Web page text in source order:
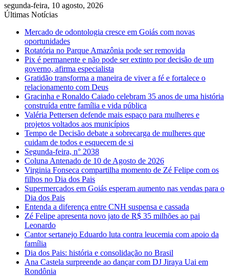
segunda-feira, 10 agosto, 2026
Últimas Notícias
Mercado de odontologia cresce em Goiás com novas
oportunidades
Rotatória no Parque Amazônia pode ser removida
Pix é permanente e não pode ser extinto por decisão de um
governo, afirma especialista
Gratidão transforma a maneira de viver a fé e fortalece o
relacionamento com Deus
Gracinha e Ronaldo Caiado celebram 35 anos de uma história
construída entre família e vida pública
Valéria Pettersen defende mais espaço para mulheres e
projetos voltados aos municípios
Tempo de Decisão debate a sobrecarga de mulheres que
cuidam de todos e esquecem de si
Segunda-feira, n° 2038
Coluna Antenado de 10 de Agosto de 2026
Virginia Fonseca compartilha momento de Zé Felipe com os
filhos no Dia dos Pais
Supermercados em Goiás esperam aumento nas vendas para o
Dia dos Pais
Entenda a diferença entre CNH suspensa e cassada
Zé Felipe apresenta novo jato de R$ 35 milhões ao pai
Leonardo
Cantor sertanejo Eduardo luta contra leucemia com apoio da
família
Dia dos Pais: história e consolidação no Brasil
Ana Castela surpreende ao dançar com DJ Jiraya Uai em
Rondônia